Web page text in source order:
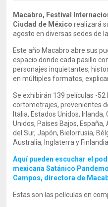
Macabro, Festival
Ciudad de México realizará
agosto en diversas sedes de
Este año Macabro abre sus
espacio donde cada pasillo
personajes inquietantes,
en múltiples formatos,
Se exhibirán 139 películas -
cortometrajes, provenientes
Italia, Estados Unidos,
Unidos, Países Bajos,
del Sur, Japón, Bielorrusia,
Australia, Inglaterra y
Aquí pueden escuchar el
mexicana Satánico
Campos, directora de
Estas son las películas en